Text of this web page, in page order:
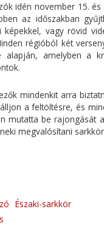
idén november 15.
az időszakban
képekkel, vagy rövid
régióból két
alapján, amelyben a
mindenkit arra
a feltöltésre, és
mutatta be rajongását
megvalósítani
Északi-sarkkör